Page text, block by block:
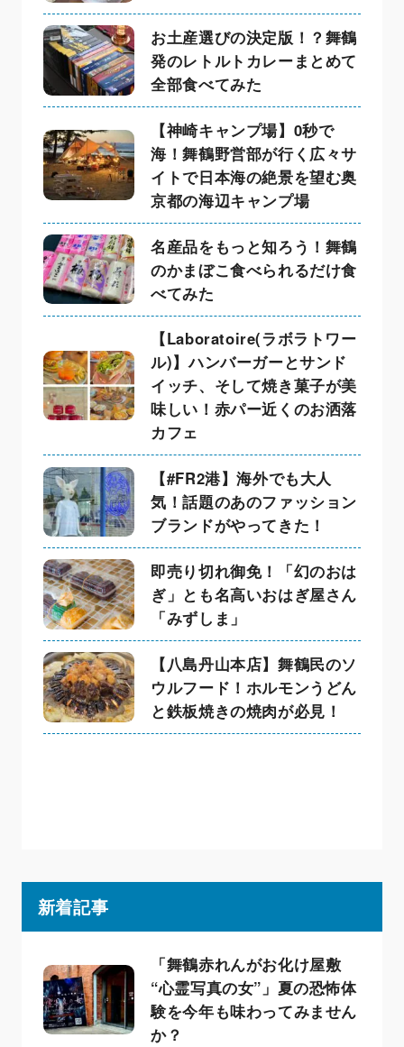
お土産選びの決定版！？舞鶴
発のレトルトカレーまとめて
全部食べてみた
【神崎キャンプ場】0秒で
海！舞鶴野営部が行く広々サ
イトで日本海の絶景を望む奥
京都の海辺キャンプ場
名産品をもっと知ろう！舞鶴
のかまぼこ食べられるだけ食
べてみた
【Laboratoire(ラボラトワー
ル)】ハンバーガーとサンド
イッチ、そして焼き菓子が美
味しい！赤パー近くのお洒落
カフェ
【#FR2港】海外でも大人
気！話題のあのファッション
ブランドがやってきた！
即売り切れ御免！「幻のおは
ぎ」とも名高いおはぎ屋さん
「みずしま」
【八島丹山本店】舞鶴民のソ
ウルフード！ホルモンうどん
と鉄板焼きの焼肉が必見！
新着記事
「舞鶴赤れんがお化け屋敷
“心霊写真の女”」夏の恐怖体
験を今年も味わってみません
か？